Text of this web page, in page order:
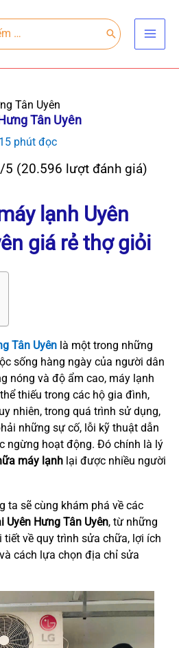
Tân Uyên
Tân Uyên
15 phút đọc
5 (20.596 lượt đánh giá)
lạnh Uyên
giá rẻ thợ giỏi
Tân Uyênlà một trong những
sống hàng ngày của người dân
nóng và độ ẩm cao, máy lạnh
thiếu trong các hộ gia đình,
nhiên, trong quá trình sử dụng,
những sự cố, lỗi kỹ thuật dẫn
ngừng hoạt động. Đó chính là lý
máy lạnhlại được nhiều người
ta sẽ cùng khám phá về các
Uyên Hưng Tân Uyên, từ những
về quy trình sửa chữa, lợi ích
cách lựa chọn địa chỉ sửa